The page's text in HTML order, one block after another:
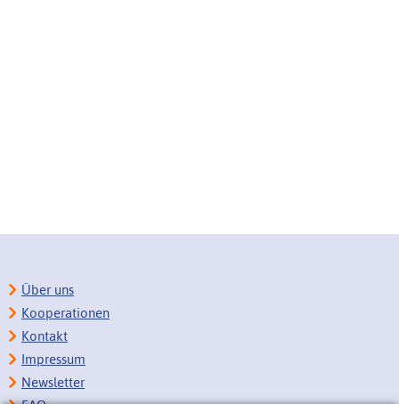
Über uns
Kooperationen
Kontakt
Impressum
Newsletter